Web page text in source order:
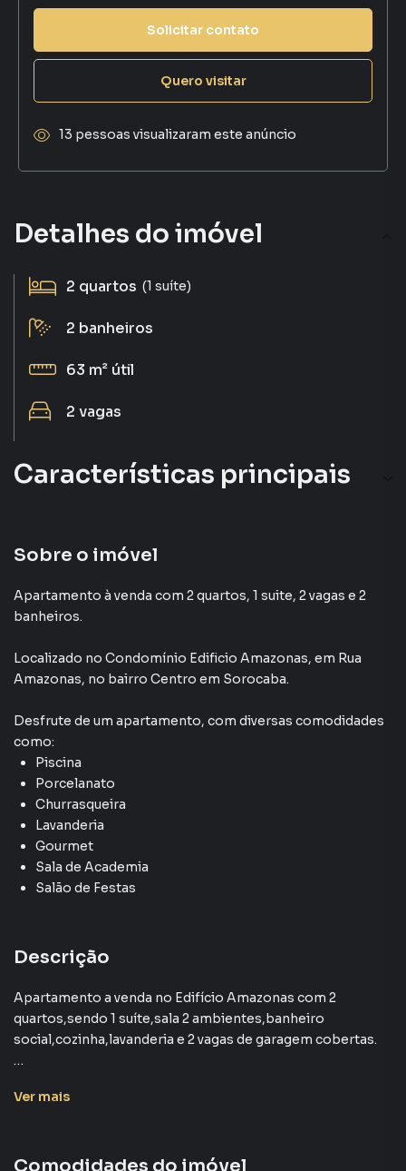
Detalhes do imóvel
2 quartos (1 suíte)
2 banheiros
63 m² útil
2 vagas
Características principais
Sobre o imóvel
Apartamento à venda com 2 quartos, 1 suite, 2 vagas e 2
banheiros.
Localizado no Condomínio Edificio Amazonas, em Rua
Amazonas, no bairro Centro em Sorocaba.
Desfrute de um apartamento, com diversas comodidades
como:
Piscina
Porcelanato
Churrasqueira
Lavanderia
Gourmet
Sala de Academia
Salão de Festas
Descrição
Apartamento a venda no Edifício Amazonas com 2
quartos,sendo 1 suíte,sala 2 ambientes,banheiro
social,cozinha,lavanderia e 2 vagas de garagem cobertas.
remota,piscina,academia,salão de festas,espaço gourmet.
Centro e a Rodovia Raposo Tavares.A região possui todas
Ver mais
Comodidades do imóvel
Solicitar contato
Quero visitar
13 pessoas visualizaram este anúncio